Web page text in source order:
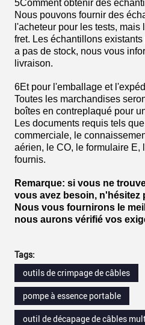
5Comment obtenir des
Nous pouvons fournir des
l'acheteur pour les tests,
fret. Les échantillons
a pas de stock, nous vous
livraison.
6Et pour l'emballage et
Toutes les marchandises
boîtes en contreplaqué pour
Les documents requis tels
commerciale, le
aérien, le CO, le formulaire E,
fournis.
Remarque: si vous ne
vous avez besoin, n'hésitez
Nous vous fournirons le
nous aurons vérifié vos
Tags:
outils de crimpage de câbles
pompe à essence portable
outil de décapage de câbles